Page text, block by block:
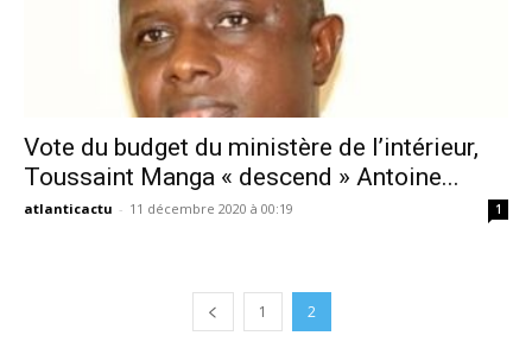
Vote du budget du ministère de l’intérieur,
Toussaint Manga « descend » Antoine...
atlanticactu - 11 décembre 2020 à 00:19 1
1 2